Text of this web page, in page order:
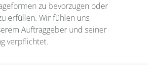
zu bevorzugen oder
erfüllen. Wir fühlen uns
Auftraggeber und seiner
verpflichtet.